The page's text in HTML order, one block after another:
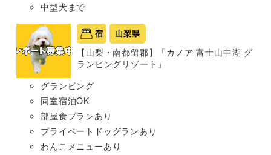
中型犬まで
宿 山梨県
【山梨・南都留郡】「カノア 富士山中湖 グ
ランピングリゾート」
グランピング
同室宿泊OK
部屋食プランあり
プライベートドッグランあり
わんこメニューあり